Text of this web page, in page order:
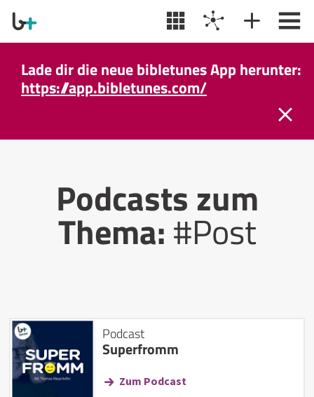
Lade dir die neue bibletunes App herunter:
https://app.bibletunes.com/
Podcasts zum
Thema:#Post
Podcast
Superfromm
Zum Podcast